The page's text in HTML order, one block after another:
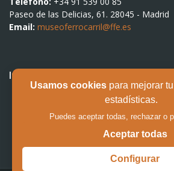
Usamos cookiespara mejorar
estadísticas.
Puedes aceptar todas, rechazar o
Aceptar todas
Configurar
Paseo de las Delicias, 61. 28045 - Madrid
Email: museoferrocarril@ffe.es
Información al usuario
Política de privacidad